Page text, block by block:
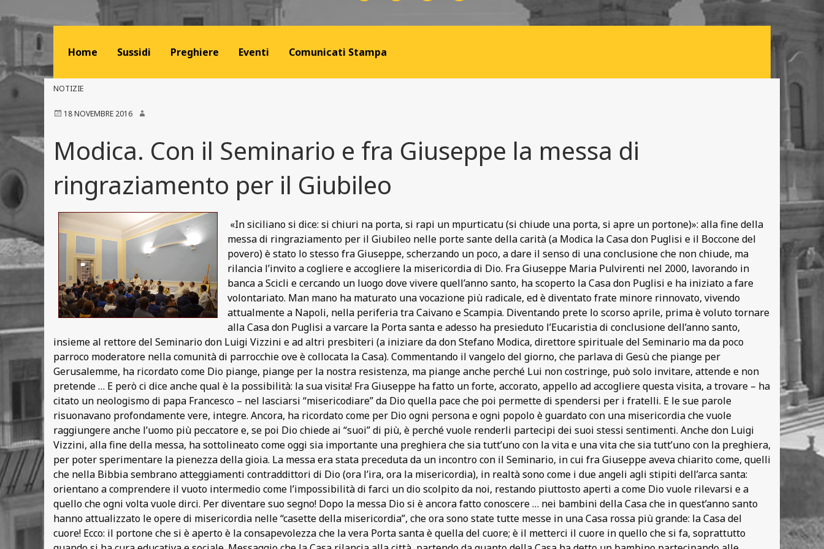
Home Sussidi Preghiere Eventi Comunicati Stampa
NOTIZIE
18 NOVEMBRE 2016
Modica. Con il Seminario e fra Giuseppe la messa di
ringraziamento per il Giubileo
«In siciliano si dice: si chiuri na porta, si rapi un mpurticatu (si chiude una porta, si apre un portone)»: alla fine della
messa di ringraziamento per il Giubileo nelle porte sante della carità (a Modica la Casa don Puglisi e il Boccone del
povero) è stato lo stesso fra Giuseppe, scherzando un poco, a dare il senso di una conclusione che non chiude, ma
rilancia l’invito a cogliere e accogliere la misericordia di Dio. Fra Giuseppe Maria Pulvirenti nel 2000, lavorando in
banca a Scicli e cercando un luogo dove vivere quell’anno santo, ha scoperto la Casa don Puglisi e ha iniziato a fare
volontariato. Man mano ha maturato una vocazione più radicale, ed è diventato frate minore rinnovato, vivendo
attualmente a Napoli, nella periferia tra Caivano e Scampia. Diventando prete lo scorso aprile, prima è voluto tornare
alla Casa don Puglisi a varcare la Porta santa e adesso ha presieduto l’Eucaristia di conclusione dell’anno santo,
insieme al rettore del Seminario don Luigi Vizzini e ad altri presbiteri (a iniziare da don Stefano Modica, direttore spirituale del Seminario ma da poco
parroco moderatore nella comunità di parrocchie ove è collocata la Casa). Commentando il vangelo del giorno, che parlava di Gesù che piange per
Gerusalemme, ha ricordato come Dio piange, piange per la nostra resistenza, ma piange anche perché Lui non costringe, può solo invitare, attende e non
pretende … E però ci dice anche qual è la possibilità: la sua visita! Fra Giuseppe ha fatto un forte, accorato, appello ad accogliere questa visita, a trovare – ha
citato un neologismo di papa Francesco – nel lasciarsi “misericodiare” da Dio quella pace che poi permette di spendersi per i fratelli. E le sue parole
risuonavano profondamente vere, integre. Ancora, ha ricordato come per Dio ogni persona e ogni popolo è guardato con una misericordia che vuole
raggiungere anche l’uomo più peccatore e, se poi Dio chiede ai “suoi” di più, è perché vuole renderli partecipi dei suoi stessi sentimenti. Anche don Luigi
Vizzini, alla fine della messa, ha sottolineato come oggi sia importante una preghiera che sia tutt’uno con la vita e una vita che sia tutt’uno con la preghiera,
per poter sperimentare la pienezza della gioia. La messa era stata preceduta da un incontro con il Seminario, in cui fra Giuseppe aveva chiarito come, quelli
che nella Bibbia sembrano atteggiamenti contraddittori di Dio (ora l’ira, ora la misericordia), in realtà sono come i due angeli agli stipiti dell’arca santa:
orientano a comprendere il vuoto intermedio come l’impossibilità di farci un dio scolpito da noi, restando piuttosto aperti a come Dio vuole rilevarsi e a
quello che ogni volta vuole dirci. Per diventare suo segno! Dopo la messa Dio si è ancora fatto conoscere … nei bambini della Casa che in quest’anno santo
hanno attualizzato le opere di misericordia nelle “casette della misericordia”, che ora sono state tutte messe in una Casa rossa più grande: la Casa del
cuore! Ecco: il portone che si è aperto è la consapevolezza che la vera Porta santa è quella del cuore; è il metterci il cuore in quello che si fa, soprattutto